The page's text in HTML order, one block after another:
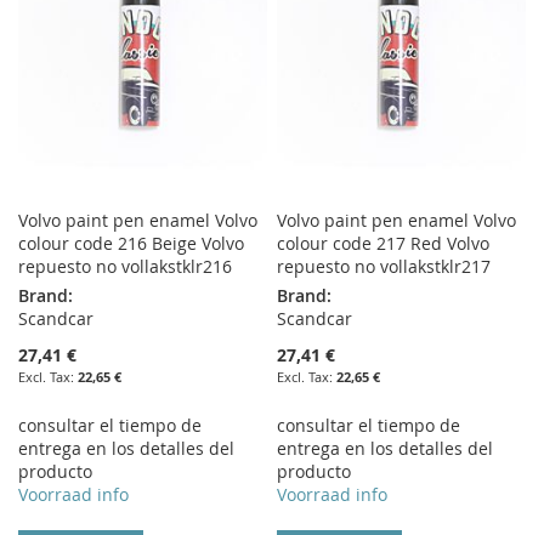
Volvo paint pen enamel Volvo
colour code 216 Beige Volvo
repuesto no vollakstklr216
Brand:
Scandcar
27,41 €
22,65 €
consultar el tiempo de
entrega en los detalles del
producto
Voorraad info
Volvo paint pen enamel Volvo
colour code 217 Red Volvo
repuesto no vollakstklr217
Brand:
Scandcar
27,41 €
22,65 €
consultar el tiempo de
entrega en los detalles del
producto
Voorraad info